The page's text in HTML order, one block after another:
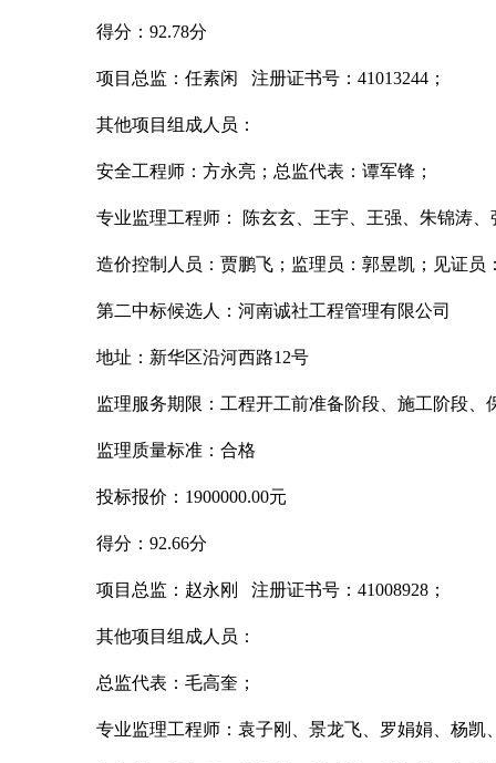
得分： 92.78分
项目总监：任素闲 注册证书号：41013244；
其他项目组成人员：
安全工程师：方永亮；总监代表：谭军锋；
专业监理工程师： 陈玄玄、王宇、王强、朱锦涛、
造价控制人员：贾鹏飞；监理员：郭昱凯；见证员
第二中标候选人：河南诚社工程管理有限公司
地址：新华区沿河西路12号
监理服务期限：工程开工前准备阶段、施工阶段、
监理质量标准：合格
投标报价： 1900000.00元
得分： 92.66分
项目总监：赵永刚 注册证书号：41008928；
其他项目组成人员：
总监代表：毛高奎；
专业监理工程师：袁子刚、景龙飞、罗娟娟、杨凯